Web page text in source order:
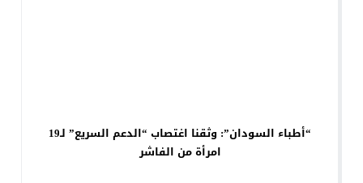
“أطباء السودان”: وثقنا اغتصاب “الدعم السريع” لـ19
امرأة من الفاشر